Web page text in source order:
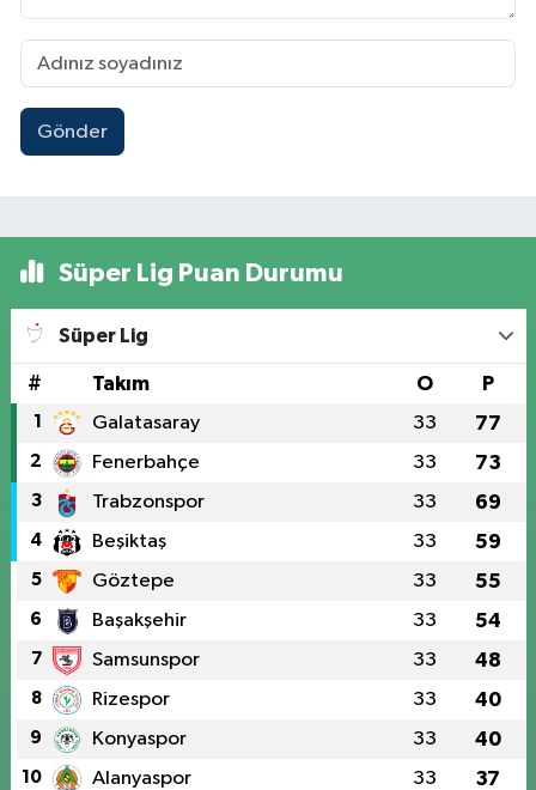
Gönder
Süper Lig Puan Durumu
Süper Lig
# Takım O P
1 Galatasaray 33 77
2 Fenerbahçe 33 73
3 Trabzonspor 33 69
4 Beşiktaş 33 59
5 Göztepe 33 55
6 Başakşehir 33 54
7 Samsunspor 33 48
8 Rizespor 33 40
9 Konyaspor 33 40
10 Alanyaspor 33 37